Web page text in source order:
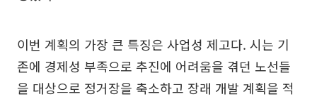
이번 계획의 가장 큰 특징은 사업성 제고다. 시는 기
존에 경제성 부족으로 추진에 어려움을 겪던 노선들
을 대상으로 정거장을 축소하고 장래 개발 계획을 적